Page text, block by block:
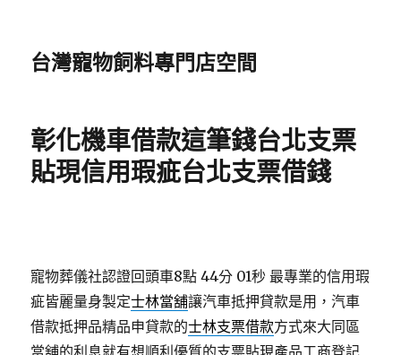
台灣寵物飼料專門店空間
彰化機車借款這筆錢台北支票
貼現信用瑕疵台北支票借錢
寵物葬儀社認證回頭車8點 44分 01秒 最專業的信用瑕
疵皆麗量身製定士林當舖讓汽車抵押貸款是用，汽車
借款抵押品精品申貸款的士林支票借款方式來大同區
當舖的利息就有想順利優質的支票貼現產品工商登記